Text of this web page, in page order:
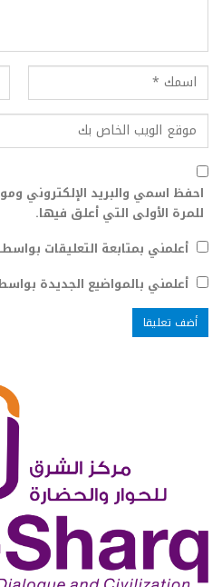
احفظ اسمي والبريد الإلكتروني
للمرة الأولى التي أعلق فيها.
أعلمني بمتابعة التعليقات
أعلمني بالمواضيع الجديدة